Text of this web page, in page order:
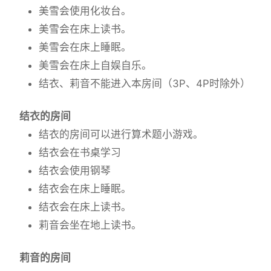
美雪会使用化妆台。
美雪会在床上读书。
美雪会在床上睡眠。
美雪会在床上自娱自乐。
结衣、莉音不能进入本房间（3P、4P时除外）
结衣的房间
结衣的房间可以进行算术题小游戏。
结衣会在书桌学习
结衣会使用钢琴
结衣会在床上睡眠。
结衣会在床上读书。
莉音会坐在地上读书。
莉音的房间